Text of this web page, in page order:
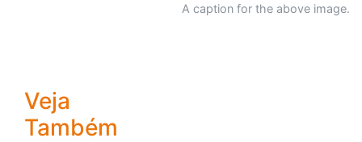
A caption for the above image.
Veja
Também